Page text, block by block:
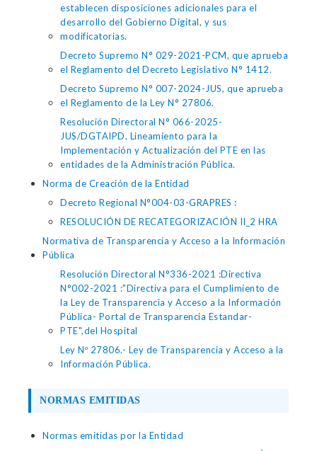
establecen disposiciones adicionales para el
desarrollo del Gobierno Digital, y sus
modificatorias.
Decreto Supremo N° 029-2021-PCM, que aprueba
el Reglamento del Decreto Legislativo N° 1412.
Decreto Supremo N° 007-2024-JUS, que aprueba
el Reglamento de la Ley N° 27806.
Resolución Directoral N° 066-2025-
JUS/DGTAIPD, Lineamiento para la
Implementación y Actualización del PTE en las
entidades de la Administración Pública.
Norma de Creación de la Entidad
Decreto Regional N°004-03-GRAPRES :
RESOLUCIÓN DE RECATEGORIZACIÓN II_2 HRA
Normativa de Transparencia y Acceso a la Información
Pública
Resolución Directoral N°336-2021 :Directiva
N°002-2021 :"Directiva para el Cumplimiento de
la Ley de Transparencia y Acceso a la Información
Pública- Portal de Transparencia Estandar-
PTE",del Hospital
Ley Nº 27806.- Ley de Transparencia y Acceso a la
Información Pública.
NORMAS EMITIDAS
Normas emitidas por la Entidad